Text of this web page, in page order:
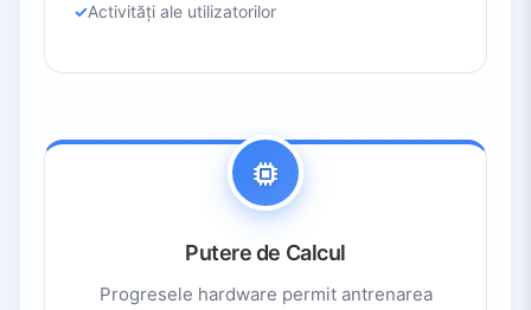
Activități ale utilizatorilor
Putere de Calcul
Progresele hardware permit antrenarea